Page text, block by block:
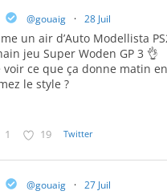
@gouaig · 28 Juil
un air d’Auto Modellista
jeu Super Woden GP 3 👌
voir ce que ça donne matin
le style ?
1 19 Twitter
@gouaig · 27 Juil